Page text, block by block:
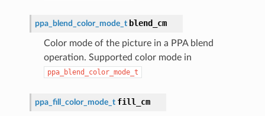
ppa_blend_color_mode_t blend_cm
Color mode of the picture in a PPA blend
operation. Supported color mode in
ppa_blend_color_mode_t
ppa_fill_color_mode_t fill_cm